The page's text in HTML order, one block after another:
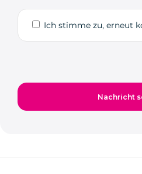
Ich stimme zu, erneut